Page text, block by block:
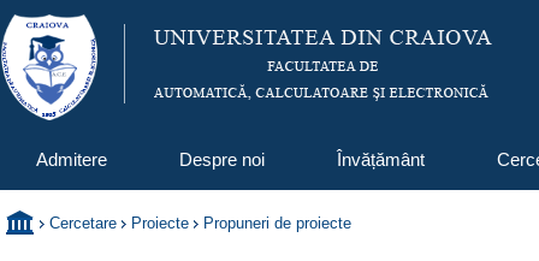
Admitere Despre noi Învățământ
Cercetare Proiecte Propuneri de proiecte